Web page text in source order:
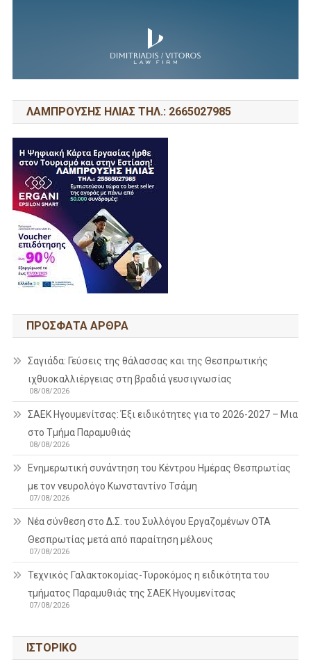
ΛΑΜΠΡΟΥΣΗΣ ΗΛΙΑΣ ΤΗΛ.: 2665027985
ΠΡΌΣΦΑΤΑ ΆΡΘΡΑ
Σαγιάδα: Γεύσεις της θάλασσας και της Θεσπρωτικής
ιχθυοκαλλιέργειας στη βραδιά γευσιγνωσίας
08/08/2026
ΣΑΕΚ Ηγουμενίτσας: Έξι ειδικότητες για το 2026-2027 – Μια
στο Τμήμα Παραμυθιάς
08/08/2026
Ενημερωτική συνάντηση του Κέντρου Ημέρας Θεσπρωτίας
με τον νευρολόγο Κωνσταντίνο Τσάμη
07/08/2026
Νέα σύνθεση στο Δ.Σ. του Συλλόγου Εργαζομένων ΟΤΑ
Θεσπρωτίας μετά από παραίτηση μέλους
07/08/2026
Τεχνικός Γαλακτοκομίας-Τυροκόμος η ειδικότητα του
τμήματος Παραμυθιάς της ΣΑΕΚ Ηγουμενίτσας
07/08/2026
ΙΣΤΟΡΙΚΌ